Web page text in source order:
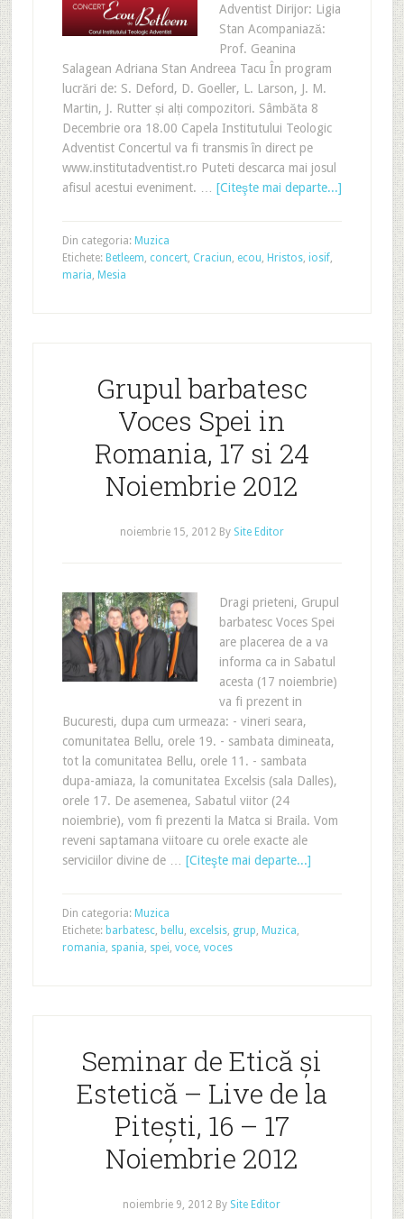
Adventist Dirijor: Ligia
Stan Acompaniază:
Prof. Geanina
Salagean Adriana Stan Andreea Tacu În program
lucrări de: S. Deford, D. Goeller, L. Larson, J. M.
Martin, J. Rutter și alți compozitori. Sâmbăta 8
Decembrie ora 18.00 Capela Institutului Teologic
Adventist Concertul va fi transmis în direct pe
www.institutadventist.ro Puteti descarca mai josul
afisul acestui eveniment. … [Citeşte mai departe...]
Din categoria: Muzica
Etichete: Betleem, concert, Craciun, ecou, Hristos, iosif,
maria, Mesia
Grupul barbatesc
Voces Spei in
Romania, 17 si 24
Noiembrie 2012
noiembrie 15, 2012 By Site Editor
Dragi prieteni, Grupul
barbatesc Voces Spei
are placerea de a va
informa ca in Sabatul
acesta (17 noiembrie)
va fi prezent in
Bucuresti, dupa cum urmeaza: - vineri seara,
comunitatea Bellu, orele 19. - sambata dimineata,
tot la comunitatea Bellu, orele 11. - sambata
dupa-amiaza, la comunitatea Excelsis (sala Dalles),
orele 17. De asemenea, Sabatul viitor (24
noiembrie), vom fi prezenti la Matca si Braila. Vom
reveni saptamana viitoare cu orele exacte ale
serviciilor divine de … [Citeşte mai departe...]
Din categoria: Muzica
Etichete: barbatesc, bellu, excelsis, grup, Muzica,
romania, spania, spei, voce, voces
Seminar de Etică și
Estetică – Live de la
Pitești, 16 – 17
Noiembrie 2012
noiembrie 9, 2012 By Site Editor